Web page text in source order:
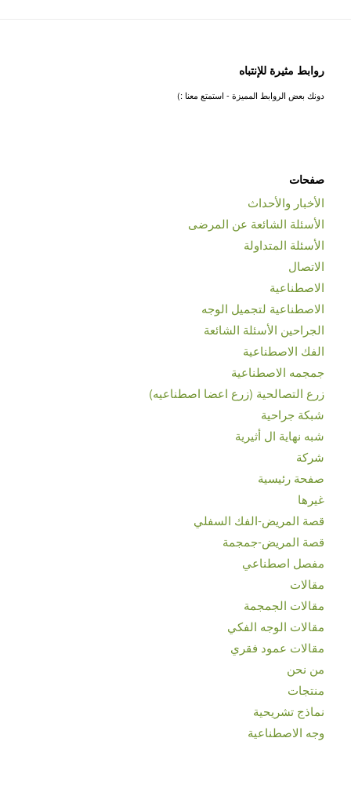
روابط مثيرة للإنتباه
دونك بعض الروابط المميزة - استمتع معنا :)
صفحات
الأخبار والأحداث
الأسئلة الشائعة عن المرضى
الأسئلة المتداولة
الاتصال
الاصطناعية
الاصطناعية لتجميل الوجه
الجراحين الأسئلة الشائعة
الفك الاصطناعية
جمجمه الاصطناعية
زرع التصالحية (زرع اعضا اصطناعیه)
شبكة جراحية
شبه نهاية ال أثيرية
شركة
صفحة رئيسية
غیرها
قصة المريض-الفك السفلي
قصة المريض-جمجمة
مفصل اصطناعي
مقالات
مقالات الجمجمة
مقالات الوجه الفكي
مقالات عمود فقري
من نحن
منتجات
نماذج تشريحية
وجه الاصطناعية